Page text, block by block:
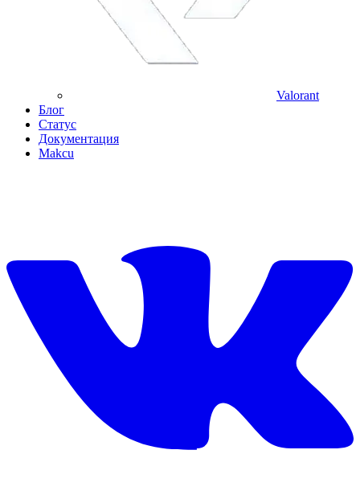
Valorant
Блог
Статус
Документация
Makcu